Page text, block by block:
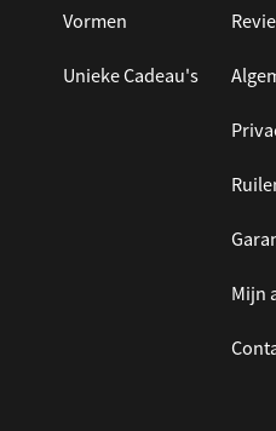
Vormen
Unieke Cadeau's
Mijn